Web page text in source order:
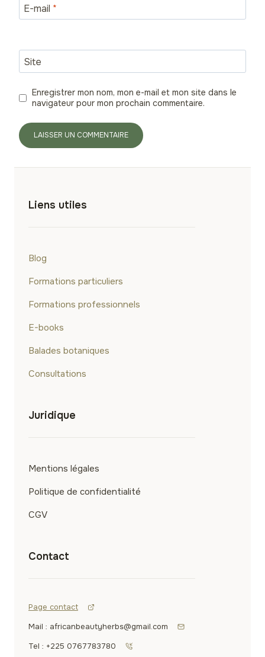
E-mail *
Site
Enregistrer mon nom, mon e-mail et mon site dans le
navigateur pour mon prochain commentaire.
Liens utiles
Blog
Formations particuliers
Formations professionnels
E-books
Balades botaniques
Consultations
Juridique
Mentions légales
Politique de confidentialité
CGV
Contact
Page contact
Mail : africanbeautyherbs@gmail.com
Tel : +225 0767783780